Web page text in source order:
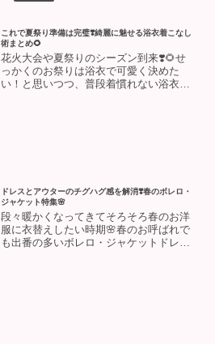
これで夏祭り準備は完璧❣️綺麗に魅せる浴衣着こなし
術まとめ🌻
花火大会や夏祭りのシーズン到来❣️🌻せ
っかくのお祭りは浴衣で可愛く決めた
い！と思いつつ、普段着慣れない浴衣は
ドレスとアウターのチグハグ感を解消❣️春のボレロ・
ジャケット特集🌸
段々暖かくなってきてそろそろ春のお洋
服に衣替えしたい時期🌸春のお呼ばれで
も出番の多いボレロ・ジャケットドレス